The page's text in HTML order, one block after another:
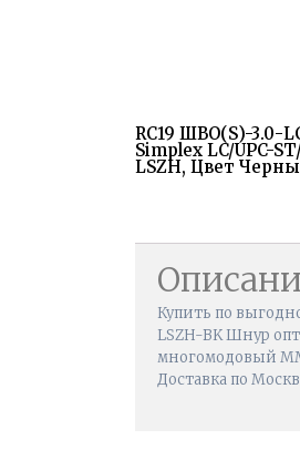
RC19 ШВО(s)-3.0-
Simplex LC/UPC-
LSZH, Цвет
Купить по
LSZH-BK Шнур
многомодовый
Доставка по